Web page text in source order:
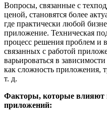
Вопросы, связанные с
ценой, становятся более
где практически любой
приложение. Техническая
процесс решения проблем и
связанных с работой
варьироваться в
как сложность приложения,
т. д.
Факторы, которые влияют
приложений: